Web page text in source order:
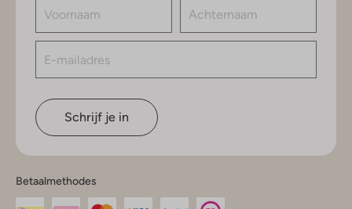
Schrijf je in
Betaalmethodes